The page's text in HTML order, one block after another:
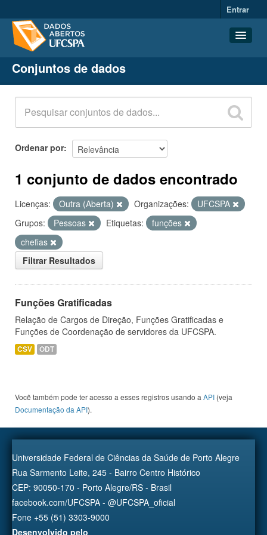
Entrar
Conjuntos de dados
Organizações
Grupos
Sobre
Conjuntos de dados
Ordenar por
1 conjunto de dados encontrado
Licenças: Outra (Aberta) Organizações:
UFCSPA
Grupos:
Pessoas Etiquetas:
funções
chefias
Filtrar Resultados
Funções Gratificadas
Relação de Cargos de Direção, Funções Gratificadas e
Funções de Coordenação de servidores da UFCSPA.
CSV ODT
Você também pode ter acesso a esses registros usando a API (veja
Documentação da API).
Universidade Federal de Ciências da Saúde de Porto Alegre
Rua Sarmento Leite, 245 - Bairro Centro Histórico
CEP: 90050-170 - Porto Alegre/RS - Brasil
facebook.com/UFCSPA - @UFCSPA_oficial
Fone +55 (51) 3303-9000
Desenvolvido pelo